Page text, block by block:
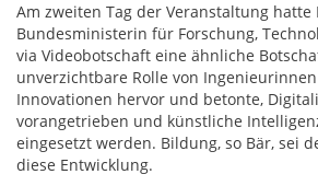
Am zweiten Tag der Veranstaltung hatte
Bundesministerin für Forschung,
via Videobotschaft eine ähnliche
unverzichtbare Rolle von
Innovationen hervor und betonte,
vorangetrieben und künstliche
eingesetzt werden. Bildung, so Bär, sei
diese Entwicklung.